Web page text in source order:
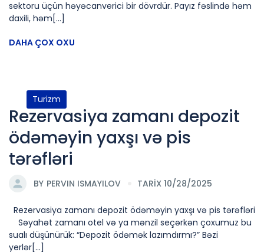
sektoru üçün həyəcanverici bir dövrdür. Payız fəslində həm
daxili, həm[...]
DAHA ÇOX OXU
Turizm
Rezervasiya zamanı depozit
ödəməyin yaxşı və pis
tərəfləri
BY PERVIN ISMAYILOV TARİX 10/28/2025
Rezervasiya zamanı depozit ödəməyin yaxşı və pis tərəfləri
Səyahət zamanı otel və ya mənzil seçərkən çoxumuz bu
sualı düşünürük: “Depozit ödəmək lazımdırmı?” Bəzi
yerlər[...]